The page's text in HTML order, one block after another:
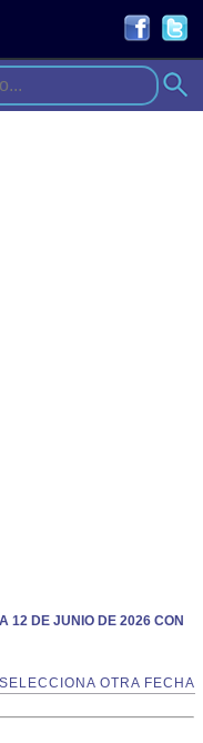
12 DE JUNIO DE 2026 CON
SELECCIONA OTRA FECHA